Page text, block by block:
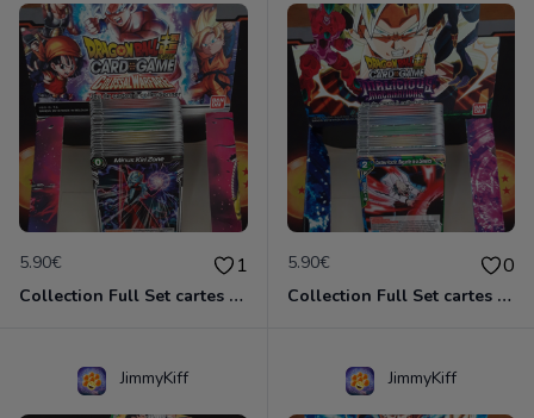
5.90€ 1
Collection Full Set cartes C/UC 90/90 BT4 Colossal Warfare / Dragon Ball Super Card Game
5.90€ 0
Collection Full Set cartes C/UC 90/90 BT8 Malicious Machination / Dragon Ball Super Card Game
JimmyKiff JimmyKiff